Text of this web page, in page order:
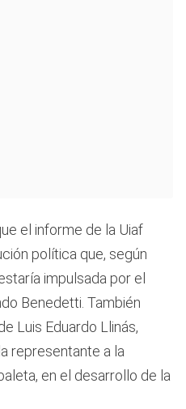
el informe de la Uiaf
política que, según
impulsada por el
Benedetti. También
Luis Eduardo Llinás,
representante a la
en el desarrollo de la